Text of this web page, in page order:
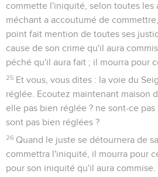
commette l'iniquité, selon toutes les
méchant a accoutumé de
point fait mention de toutes ses
cause de son crime qu'il aura
péché qu'il aura fait ; il mourra pour
25 Et vous, vous dites : la voie du
réglée. Ecoutez maintenant maison
elle pas bien réglée ? ne sont-ce
sont pas bien réglées ?
26 Quand le juste se détournera de
commettra l'iniquité, il mourra pour
pour son iniquité qu'il aura commise.